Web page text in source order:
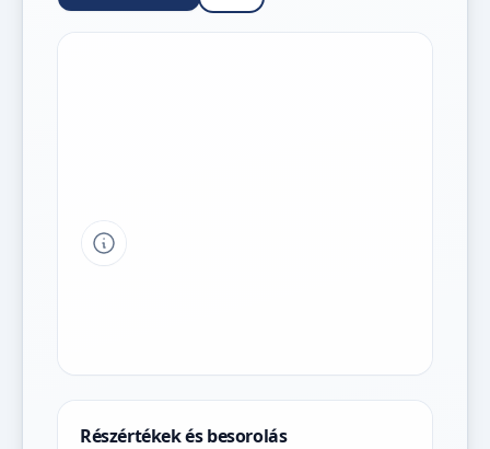
Tipp a grafikon jelmagyarázatához
Részértékek és besorolás